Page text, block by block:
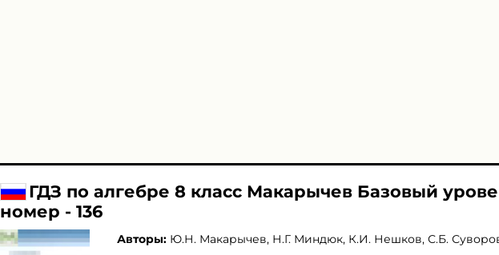
ГДЗ по алгебре 8 класс Макарычев Базовый
номер - 136
Авторы: Ю.Н. Макарычев, Н.Г. Миндюк, К.И. Нешков, С.Б.